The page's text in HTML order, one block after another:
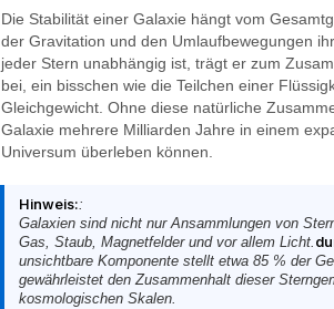
Die Stabilität einer Galaxie hängt vom
der Gravitation und den Umlaufbewegungen
jeder Stern unabhängig ist, trägt er zum
bei, ein bisschen wie die Teilchen einer
Gleichgewicht. Ohne diese natürliche
Galaxie mehrere Milliarden Jahre in einem
Universum überleben können.
Hinweis::
Galaxien sind nicht nur Ansammlungen von
Gas, Staub, Magnetfelder und vor allem Licht.
unsichtbare Komponente stellt etwa 85 % der
gewährleistet den Zusammenhalt dieser
kosmologischen Skalen.